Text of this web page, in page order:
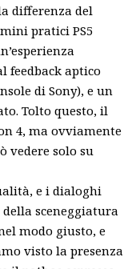
differenza del
pratici PS5
feedback aptico
di Sony), e un
Tolto questo, il
4, ma ovviamente
vedere solo su
e i dialoghi
sceneggiatura
modo giusto, e
visto la presenza